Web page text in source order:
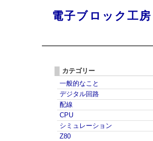
電子ブロック工房
カテゴリー
一般的なこと
デジタル回路
配線
CPU
シミュレーション
Z80